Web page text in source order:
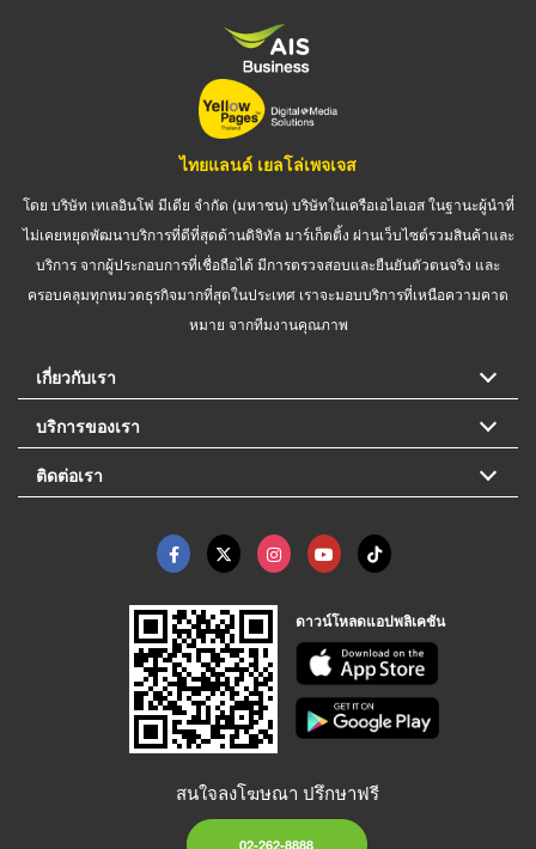
ไทยแลนด์ เยลโล่เพจเจส
โดย บริษัท เทเลอินโฟ มีเดีย จำกัด (มหาชน) บริษัทในเครือเอไอเอส ในฐานะผู้นำที่
ไม่เคยหยุดพัฒนาบริการที่ดีที่สุดด้านดิจิทัล มาร์เก็ตติ้ง ผ่านเว็บไซต์รวมสินค้าและ
บริการ จากผู้ประกอบการที่เชื่อถือได้ มีการตรวจสอบและยืนยันตัวตนจริง และ
ครอบคลุมทุกหมวดธุรกิจมากที่สุดในประเทศ เราจะมอบบริการที่เหนือความคาด
หมาย จากทีมงานคุณภาพ
เกี่ยวกับเรา
บริการของเรา
ติดต่อเรา
ดาวน์โหลดแอปพลิเคชัน
สนใจลงโฆษณา ปรึกษาฟรี
02-262-8888